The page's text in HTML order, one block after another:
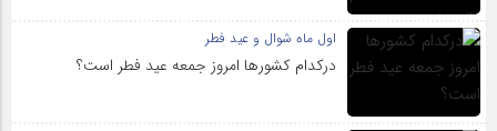
اول ماه شوال و عید فطر
درکدام کشورها امروز جمعه عید فطر است؟